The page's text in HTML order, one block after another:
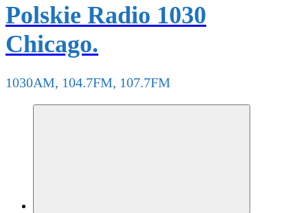
Polskie Radio 1030
Chicago.
1030AM, 104.7FM, 107.7FM